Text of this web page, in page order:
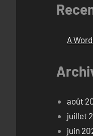
A
août
juillet
juin